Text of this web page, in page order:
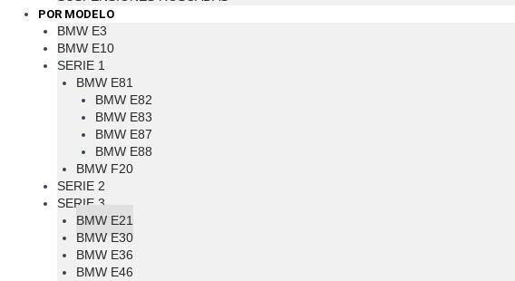
POR MODELO
BMW E3
BMW E10
SERIE 1
BMW E81
BMW E82
BMW E83
BMW E87
BMW E88
BMW F20
SERIE 2
SERIE 3
BMW E21
BMW E30
BMW E36
BMW E46